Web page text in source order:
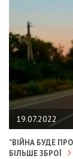
19.07.2022
"ВІЙНА БУДЕ
БІЛЬШЕ ЗБРОЇ